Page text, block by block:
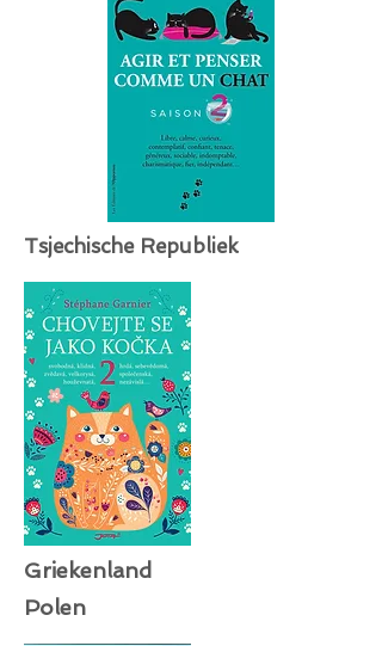
Tsjechische Republiek
Griekenland
Polen